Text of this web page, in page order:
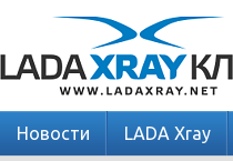
Новости LADA Xray